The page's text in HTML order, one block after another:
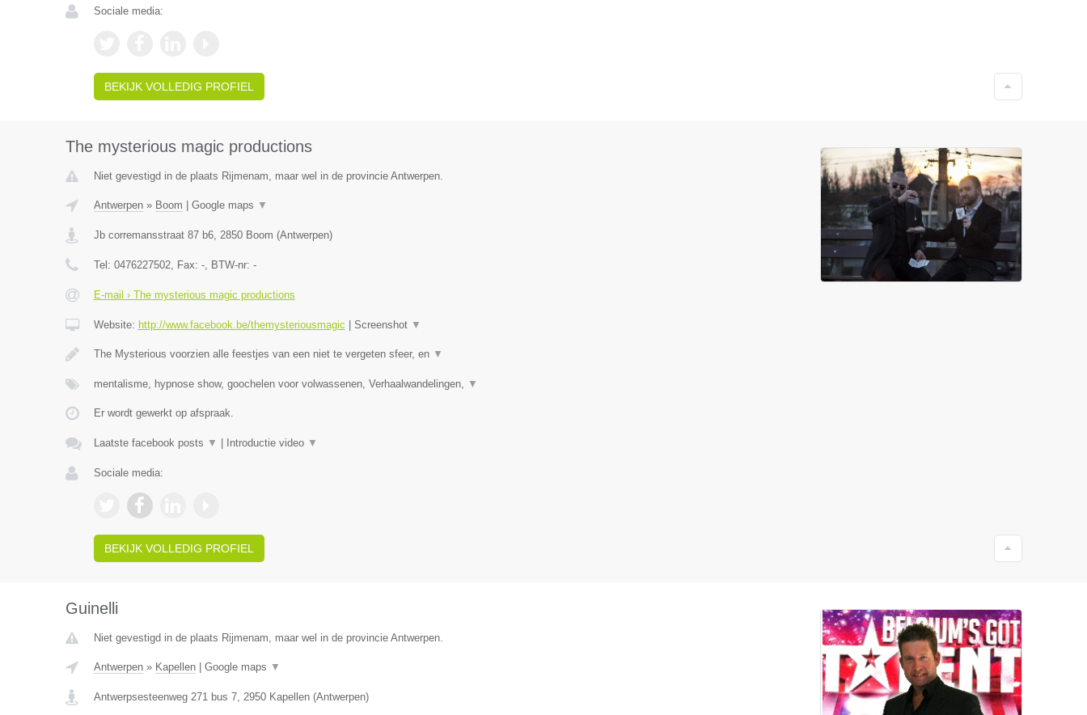
Sociale media:
BEKIJK VOLLEDIG PROFIEL
The mysterious magic productions
Niet gevestigd in de plaats Rijmenam, maar wel in de provincie Antwerpen.
Antwerpen» Boom Google maps ▼
Jb corremansstraat 87 b6, 2850 Boom (Antwerpen)
Tel: 0476227502, Fax: -, BTW-nr: -
E-mail › The mysterious magic productions
Website: http://www.facebook.be/themysteriousmagic Screenshot ▼
The Mysterious voorzien alle feestjes van een niet te vergeten sfeer, en ▼
mentalisme, hypnose show, goochelen voor volwassenen, Verhaalwandelingen, ▼
Er wordt gewerkt op afspraak.
Laatste facebook posts ▼ Introductie video ▼
Sociale media:
BEKIJK VOLLEDIG PROFIEL
Guinelli
Niet gevestigd in de plaats Rijmenam, maar wel in de provincie Antwerpen.
Antwerpen» Kapellen| Google maps ▼
Antwerpsesteenweg 271 bus 7, 2950 Kapellen(Antwerpen)